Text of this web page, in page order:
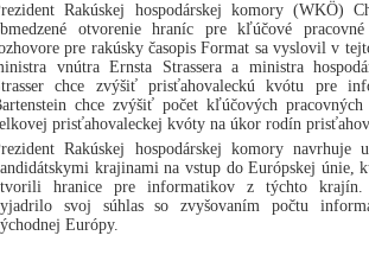
Rakúskej hospodárskej komory (WKÖ)
otvorenie hraníc pre kľúčové
pre rakúsky časopis Format sa vyslovil v
vnútra Ernsta Strassera a ministra
chce zvýšiť prisťahovaleckú kvótu pre
chce zvýšiť počet kľúčových
prisťahovaleckej kvóty na úkor rodín
Rakúskej hospodárskej komory navrhuje
krajinami na vstup do Európskej únie,
hranice pre informatikov z týchto krajín.
svoj súhlas so zvyšovaním počtu
Európy.